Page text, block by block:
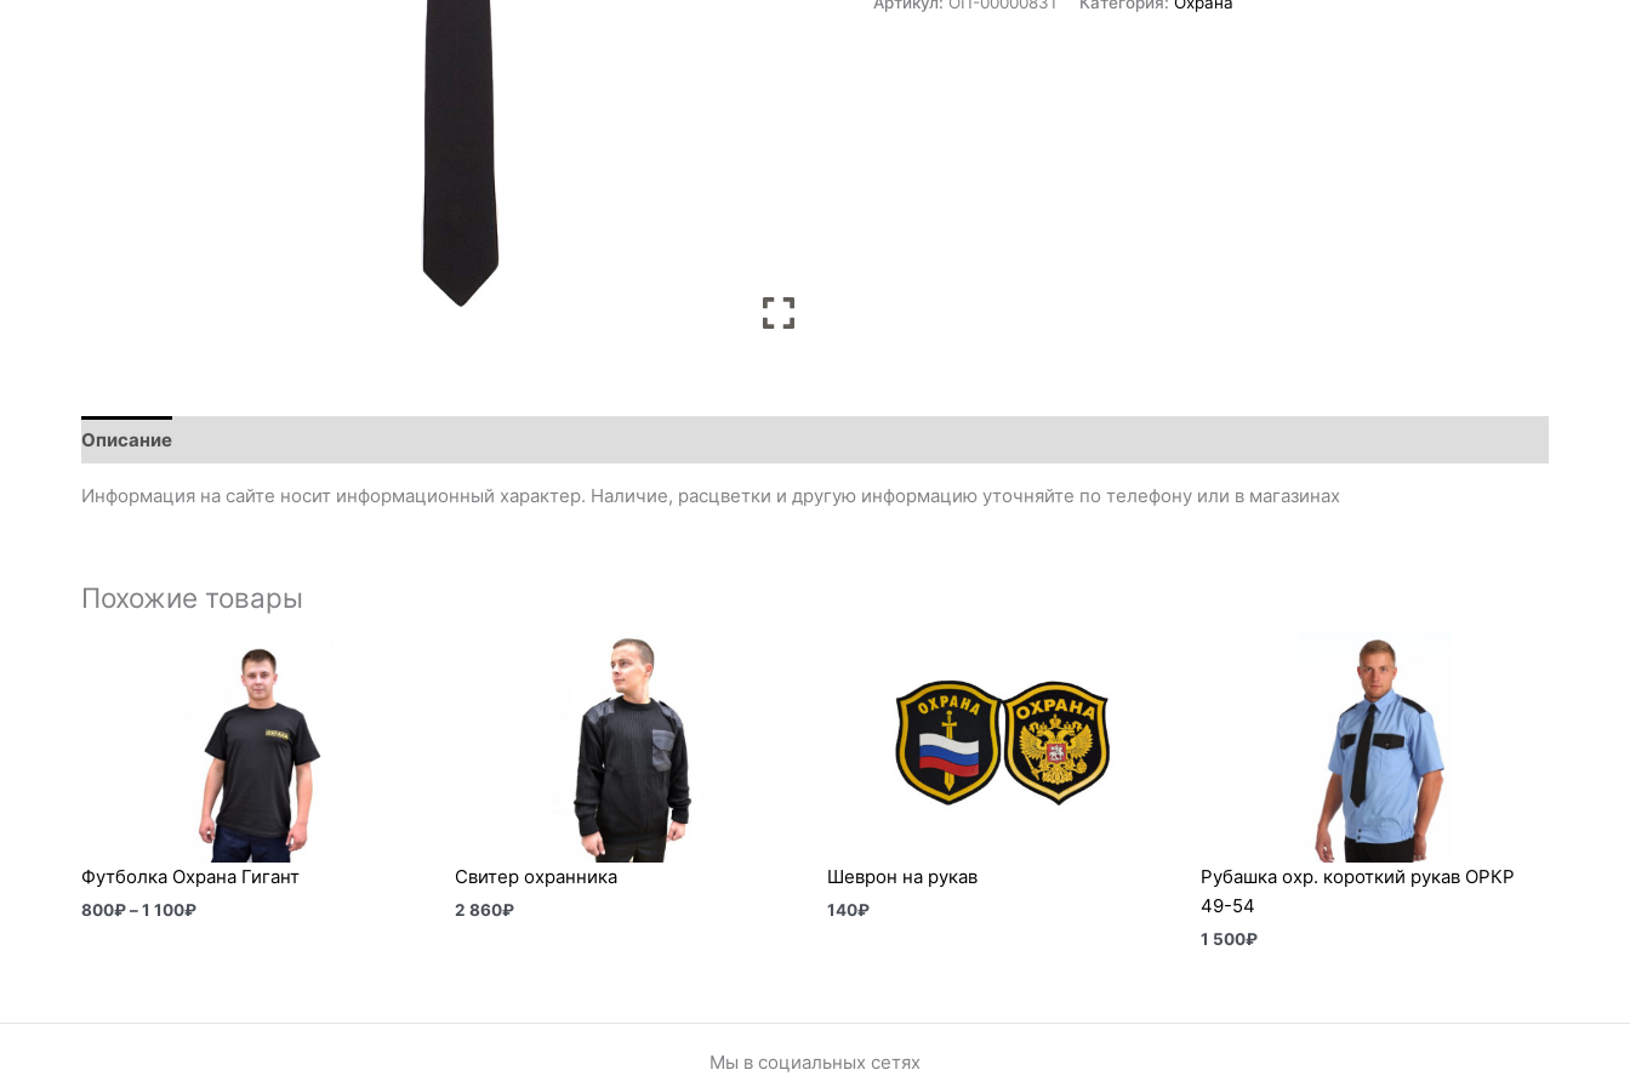
Описание
Информация на сайте носит информационный характер. Наличие, расцветки и другую информацию уточняйте по телефону или в магазинах
Похожие товары
Футболка Охрана Гигант
800₽–1 100₽
100₽
Свитер охранника
2 860₽
Шеврон на рукав
140₽
Рубашка охр. короткий рукав ОРКР
49-54
1 500₽
Мы в социальных сетях